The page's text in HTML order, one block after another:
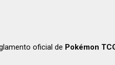
oficial de Pokémon